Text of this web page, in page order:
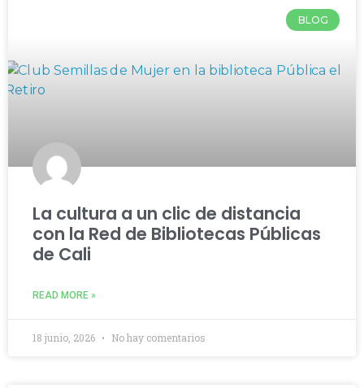
BLOG
La cultura a un clic de distancia
con la Red de Bibliotecas Públicas
de Cali
READ MORE »
18 junio, 2026 No hay comentarios